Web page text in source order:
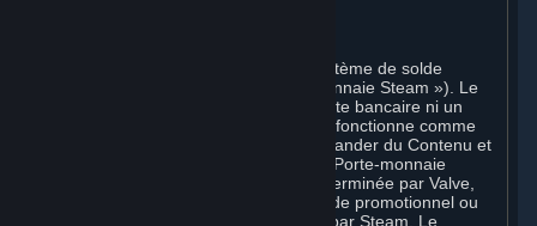
Steam peut mettre à disposition un système de solde
associé à votre Compte (le « Porte-monnaie Steam »). Le
Porte-monnaie Steam n'est ni un compte bancaire ni un
quelconque instrument de paiement. Il fonctionne comme
un solde prépayé permettant de commander du Contenu et
des Services. Vous pouvez créditer ce Porte-monnaie
Steam jusqu'à une limite maximale déterminée par Valve,
par carte bancaire, carte prépayée, code promotionnel ou
tout autre mode de paiement accepté par Steam. Le